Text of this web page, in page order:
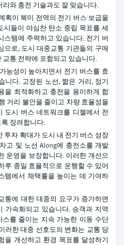
와 충전 기술과도 잘 맞습니다.
획이 북미 전역의 전기 버스 보급을
시들이 야심찬 탄소 중립 목표를 세
스템에 주력하고 있습니다. 전기 버
으로, 도시 대중교통 기관들의 구매
교통 전략에 포함되고 있습니다.
능성이 높아지면서 전기 버스를 효
니다. 고정된 노선, 짧은 거리, 정기
을 최적화하고 충전을 용이하게 합
거리 불안을 줄이고 차량 효율성을
도시 버스 네트워크를 디젤에서 전
장려합니다.
투자 확대가 도시 내 전기 버스 성장
고 및 노선 Along에 충전소를 개발
운영을 보장합니다. 이러한 개선으
루 종일 효율적으로 운행할 수 있어
템에서 채택률을 높이는 데 기여하
통에 대한 대중의 요구가 증가하면
가속화되고 있습니다. 승객과 지역
스를 줄이는 지속 가능한 이동 수단
러한 대중 선호도의 변화는 교통 당
을 개선하고 환경 목표를 달성하기